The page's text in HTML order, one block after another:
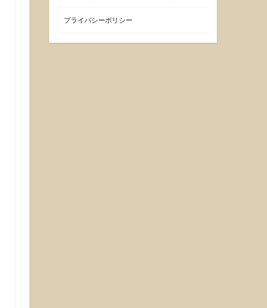
プライバシーポリシー